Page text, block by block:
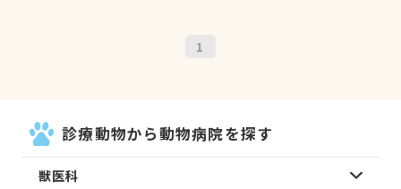
1
診療動物から動物病院を探す
獣医科